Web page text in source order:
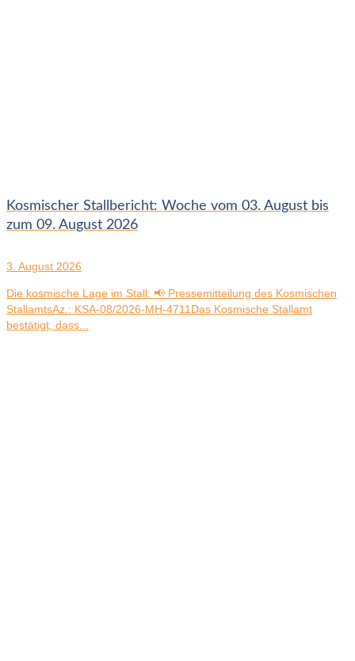
Kosmischer Stallbericht: Woche vom 03. August bis
zum 09. August 2026
3. August 2026
Die kosmische Lage im Stall: 📢 Pressemitteilung des Kosmischen
StallamtsAz.: KSA-08/2026-MH-4711Das Kosmische Stallamt
bestätigt, dass...